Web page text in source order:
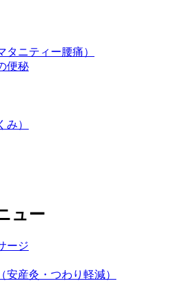
タニティー腰痛）
便秘
み）
ュー
ージ
安産灸・つわり軽減）